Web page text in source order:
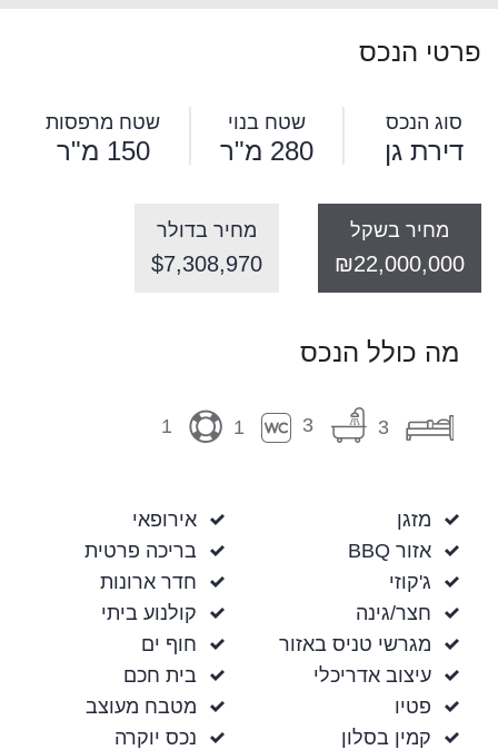
פרטי הנכס
סוג הנכס
דירת גן
שטח בנוי
280 מ"ר
שטח מרפסות
150 מ"ר
מחיר בשקל
₪22,000,000
מחיר בדולר
$7,308,970
מה כולל הנכס
3
3
1
1
מזגן
אזור BBQ
ג'קוזי
חצר/גינה
מגרשי טניס באזור
עיצוב אדריכלי
פטיו
קמין בסלון
אירופאי
בריכה פרטית
חדר ארונות
קולנוע ביתי
חוף ים
בית חכם
מטבח מעוצב
נכס יוקרה